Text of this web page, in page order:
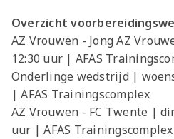
Overzicht
AZ Vrouwen - Jong AZ
12:30 uur | AFAS
Onderlinge wedstrijd |
| AFAS Trainingscomplex
AZ Vrouwen - FC Twente |
uur | AFAS Trainingscomplex